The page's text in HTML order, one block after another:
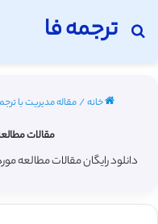
ترجمه فا
جستجو برای
خانه/مقاله مدیریت با
مقالات
دانلود رایگان مقالات مطالعه